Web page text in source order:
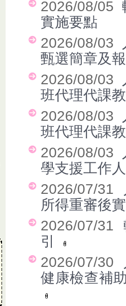
2026/08/05
實施要點
2026/08/03
甄選簡章及
2026/08/03
班代理代課
2026/08/03
班代理代課
2026/08/03
學支援工作
2026/07/31
所得重審後
2026/07/31
引
2026/07/30
健康檢查補